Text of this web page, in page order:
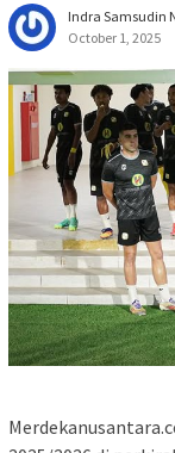
Indra Samsudin
October 1, 2025